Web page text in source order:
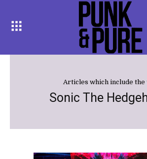
Articles which include the
Sonic The